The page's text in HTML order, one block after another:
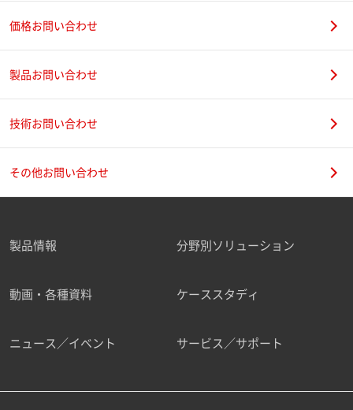
価格お問い合わせ
製品お問い合わせ
技術お問い合わせ
その他お問い合わせ
製品情報 分野別ソリューション
動画・各種資料 ケーススタディ
ニュース／イベント サービス／サポート